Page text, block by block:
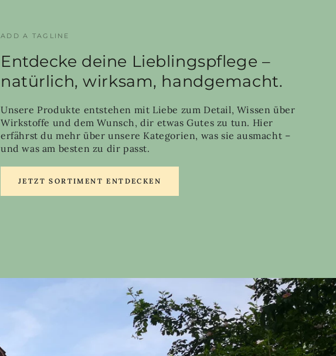
ADD A TAGLINE
Entdecke deine Lieblingspflege –
natürlich, wirksam, handgemacht.
Unsere Produkte entstehen mit Liebe zum Detail, Wissen über
Wirkstoffe und dem Wunsch, dir etwas Gutes zu tun. Hier
erfährst du mehr über unsere Kategorien, was sie ausmacht –
und was am besten zu dir passt.
JETZT SORTIMENT ENTDECKEN